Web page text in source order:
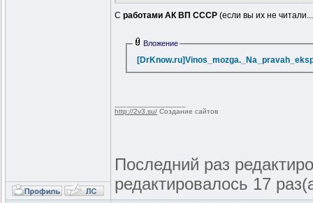
С работами АК ВП СССР (если вы их не
Вложение
http://2v3.su/ Создание сайтов
Последний раз
редактировалось 17